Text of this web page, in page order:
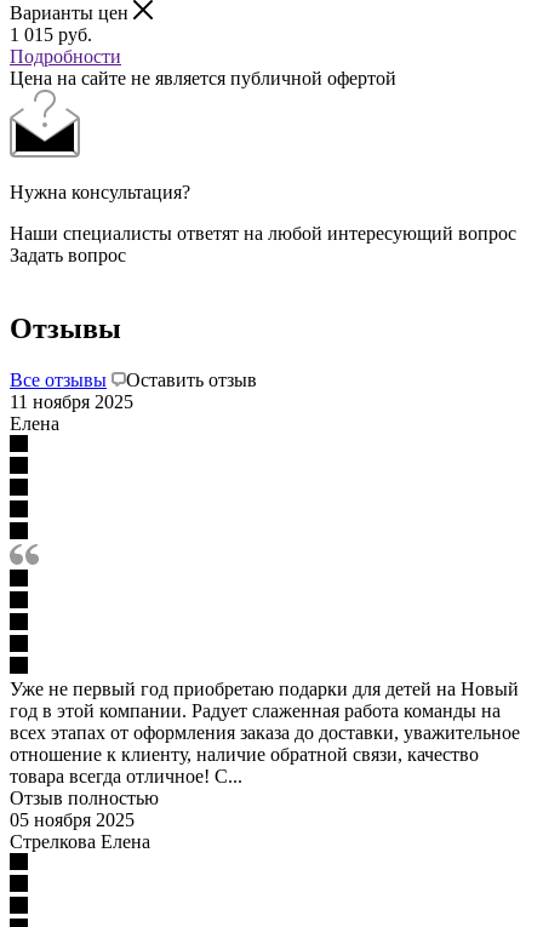
Варианты цен
1 015 руб.
Подробности
Цена на сайте не является публичной офертой
Нужна консультация?
Наши специалисты ответят на любой интересующий вопрос
Задать вопрос
Отзывы
Все отзывы
Оставить отзыв
11 ноября 2025
Елена
Уже не первый год приобретаю подарки для детей на Новый
год в этой компании. Радует слаженная работа команды на
всех этапах от оформления заказа до доставки, уважительное
отношение к клиенту, наличие обратной связи, качество
товара всегда отличное! С...
Отзыв полностью
05 ноября 2025
Стрелкова Елена